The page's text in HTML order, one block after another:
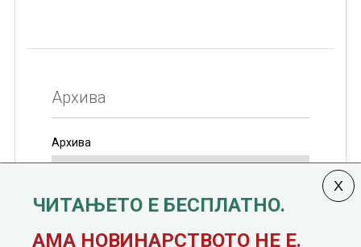
Архива
Архива
јануари, 1991 година
ЧИТАЊЕТО Е БЕСПЛАТНО.
АМА НОВИНАРСТВОТО НЕ Е.